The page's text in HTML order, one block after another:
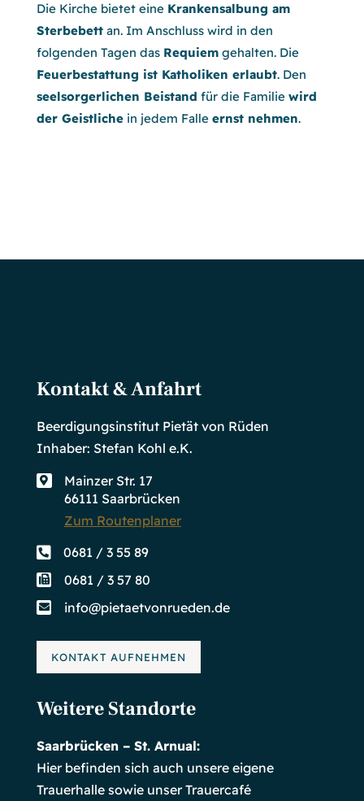
Die Kirche bietet eine Krankensalbung am
Sterbebettan. Im Anschluss wird in den
folgenden Tagen das Requiemgehalten. Die
Feuerbestattung ist Katholiken erlaubt. Den
seelsorgerlichen Beistand für die Familie wird
der Geistlichein jedem Falle ernst nehmen.
Kontakt & Anfahrt
Beerdigungsinstitut Pietät von Rüden
Inhaber: Stefan Kohl e.K.

Mainzer Str. 17
66111 Saarbrücken
Zum Routenplaner
 0681 / 3 55 89
 0681 / 3 57 80
 info@pietaetvonrueden.de
KONTAKT AUFNEHMEN
Weitere Standorte
Saarbrücken – St. Arnual:
Hier befinden sich auch unsere eigene
Trauerhalle sowie unser Trauercafé